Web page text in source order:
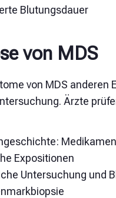
Blutungsdauer
von MDS
von MDS
Ärzte
Expositionen
Untersuchung und